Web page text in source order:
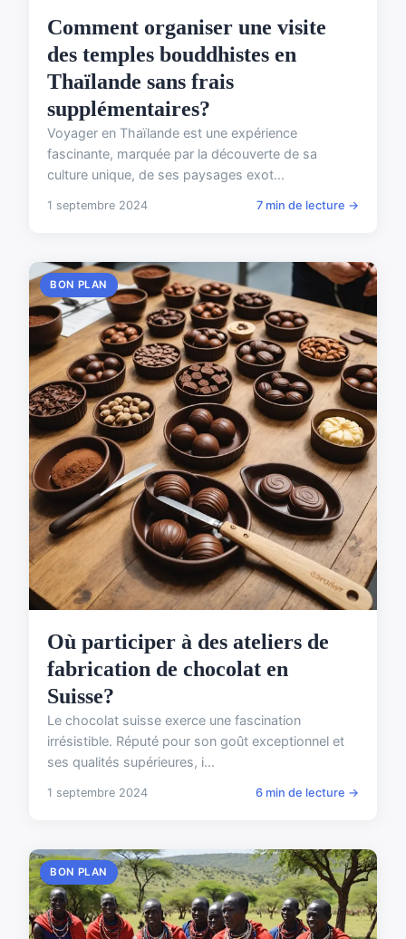
Comment organiser une visite
des temples bouddhistes en
Thaïlande sans frais
supplémentaires?
Voyager en Thaïlande est une expérience
fascinante, marquée par la découverte de sa
culture unique, de ses paysages exot...
1 septembre 2024 7 min de lecture →
BON PLAN
Où participer à des ateliers de
fabrication de chocolat en
Suisse?
Le chocolat suisse exerce une fascination
irrésistible. Réputé pour son goût exceptionnel et
ses qualités supérieures, i...
1 septembre 2024 6 min de lecture →
BON PLAN